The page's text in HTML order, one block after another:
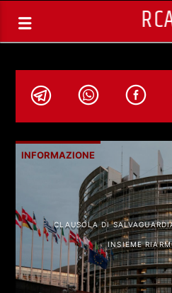
TRACCIA CORRENTE
INFORMAZIONE
CLAUSOLA DI
INSIEME